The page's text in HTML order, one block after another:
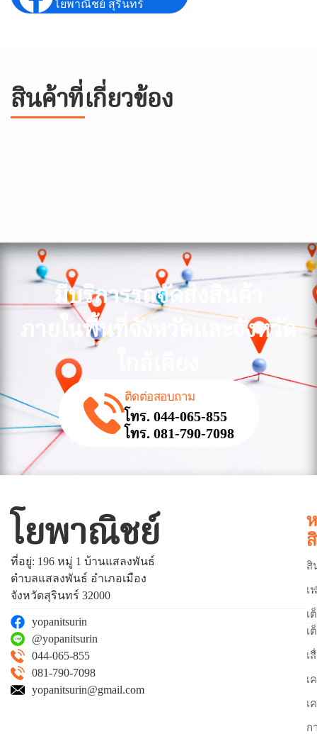
โยพาณิชย์ สุรินทร์
สินค้าที่เกี่ยวข้อง
มีบริการรถจัดส่งสินค้า
ภายในพื้นที่จังหวัดและจังหวัด
ติดต่อสอบถาม
โทร. 044-065-855
โทร. 081-790-7098
โยพาณิชย์
ที่อยู่: 196 หมู่ 1 บ้านแสลงพันธ์
ตำบลแสลงพันธ์ อำเภอเมือง
จังหวัดสุรินทร์ 32000
yopanitsurin
@yopanitsurin
044-065-855
081-790-7098
yopanitsurin@gmail.com
สิ
เ
เ
เ
เ
เ
เ
ก